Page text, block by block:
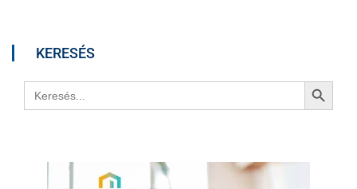
KERESÉS
Search
for:
Search Button